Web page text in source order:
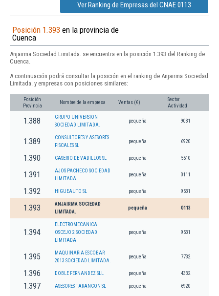
Ver Ranking de Empresas del CNAE 0113
Posición 1.393 en la provincia de
Cuenca
Anjairma Sociedad Limitada. se encuentra en la posición 1.393 del Ranking de
Cuenca.
A continuación podrá consultar la posición en el ranking de Anjairma Sociedad
Limitada. y empresas con posiciones similares:
Posición
Provincia
Nombre de la empresa Ventas (€)
Sector
Actividad
1.388
GRUPO UNIVERSION
SOCIEDAD LIMITADA.
pequeña 9031
1.389
CONSULTORES Y ASESORES
FISCALES SL
pequeña 6920
1.390 CASERIO DE VADILLOS SL pequeña 5510
1.391
AJOS PACHECO SOCIEDAD
LIMITADA.
pequeña 0111
1.392 HIGUEAUTO SL pequeña 9531
1.393
ANJAIRMA SOCIEDAD
LIMITADA.
pequeña 0113
1.394
ELECTROMECANICA
OSCEJO 2 SOCIEDAD
LIMITADA
pequeña 9531
1.395
MAQUINARIA ESCOBAR
2013 SOCIEDAD LIMITADA.
pequeña 7732
1.396 DOBLE FERNANDEZ SLL pequeña 4332
1.397 ASESORES TARANCON SL pequeña 6920